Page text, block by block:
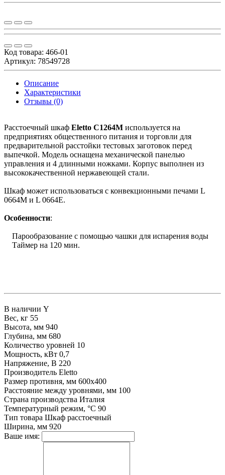
Код товара: 466-01
Артикул: 78549728
Описание
Характеристики
Отзывы (0)
Расстоечный шкаф Eletto C1264M используется на
предприятиях общественного питания и торговли для
предварительной расстойки тестовых заготовок перед
выпечкой. Модель оснащена механической панелью
управления и 4 длинными ножками. Корпус выполнен из
высококачественной нержавеющей стали.
Шкаф может использоваться с конвекционными печами L
0664M и L 0664E.
Особенности:
Парообразование с помощью чашки для испарения воды
Таймер на 120 мин.
В наличии Y
Вес, кг 55
Высота, мм 940
Глубина, мм 680
Количество уровней 10
Мощность, кВт 0,7
Напряжение, В 220
Производитель Eletto
Размер противня, мм 600х400
Расстояние между уровнями, мм 100
Страна производства Италия
Температурный режим, °С 90
Тип товара Шкаф расстоечный
Ширина, мм 920
Ваше имя: